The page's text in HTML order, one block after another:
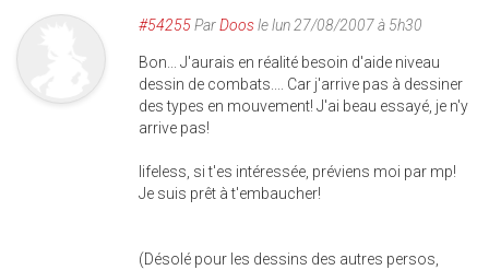
#54255ParDoosle lun 27/08/2007 à 5h30
Bon... J'aurais en réalité besoin d'aide niveau
dessin de combats.... Car j'arrive pas à dessiner
des types en mouvement! J'ai beau essayé, je n'y
arrive pas!
lifeless, si t'es intéressée, préviens moi par mp!
Je suis prêt à t'embaucher!
(Désolé pour les dessins des autres persos,